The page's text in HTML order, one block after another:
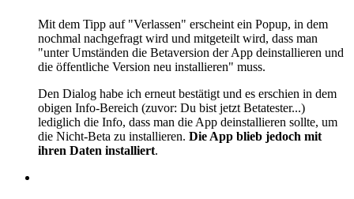
Mit dem Tipp auf "Verlassen" erscheint ein Popup, in dem
nochmal nachgefragt wird und mitgeteilt wird, dass man
"unter Umständen die Betaversion der App deinstallieren und
die öffentliche Version neu installieren" muss.
Den Dialog habe ich erneut bestätigt und es erschien in dem
obigen Info-Bereich (zuvor: Du bist jetzt Betatester...)
lediglich die Info, dass man die App deinstallieren sollte, um
die Nicht-Beta zu installieren. Die App blieb jedoch mit
ihren Daten installiert.